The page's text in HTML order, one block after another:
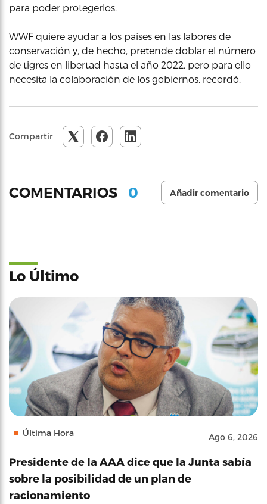
para poder protegerlos.
WWF quiere ayudar a los países en las labores de
conservación y, de hecho, pretende doblar el número
de tigres en libertad hasta el año 2022, pero para ello
necesita la colaboración de los gobiernos, recordó.
Compartir
COMENTARIOS 0 Añadir comentario
Lo Último
Última Hora Ago 6, 2026
Presidente de la AAA dice que la Junta sabía
sobre la posibilidad de un plan de
racionamiento